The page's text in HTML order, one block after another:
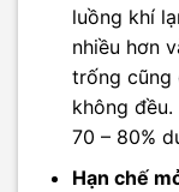
luồng khí
nhiều hơn
trống cũng
không
70 – 80%
Hạn chế